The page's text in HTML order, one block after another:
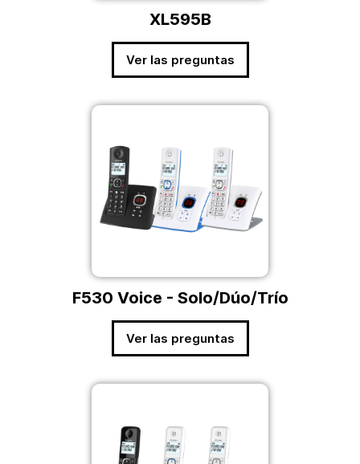
XL595B
Ver las preguntas
F530 Voice - Solo/Dúo/Trío
Ver las preguntas